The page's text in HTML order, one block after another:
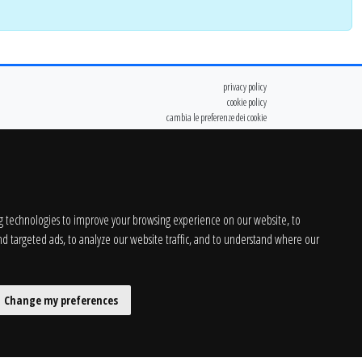
technologies to improve your browsing experience on our website, to
targeted ads, to analyze our website traffic, and to understand where our
Change my preferences
privacy policy
cookie policy
cambia le preferenze dei cookie